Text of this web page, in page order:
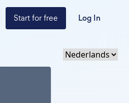
Start for free Log In